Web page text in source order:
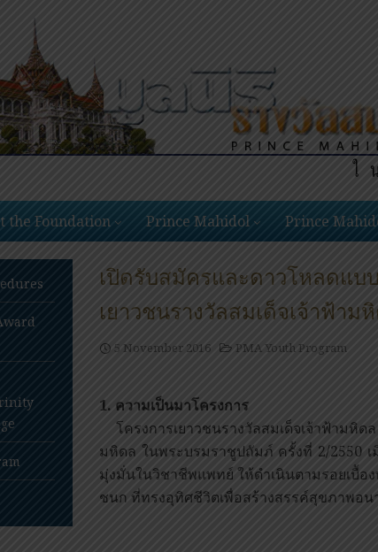
the Foundation Prince Mahidol Prince
เปิดรับสมัครและดาวโหลดแ
เยาวชนรางวัลสมเด็จเจ้าฟ้าม
5 November 2016 PMA Youth Program
1. ความเป็นมาโครงการ
โครงการเยาวชนรางวัลสมเด็จเจ้าฟ้ามหิ
มหิดล ในพระบรมราชูปถัมภ์ ครั้งที่ 2/2550 เ
มุ่งมั่นในวิชาชีพแพทย์ ให้ดำเนินตามรอยเบื้อ
ชนก ที่ทรงอุทิศชีวิตเพื่อสร้างสรรค์สุขภาพอ